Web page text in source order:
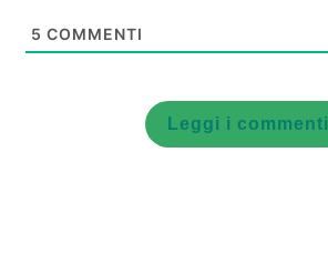
5 COMMENTI
Leggi i commenti